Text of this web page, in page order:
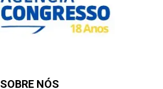
SOBRE NÓS